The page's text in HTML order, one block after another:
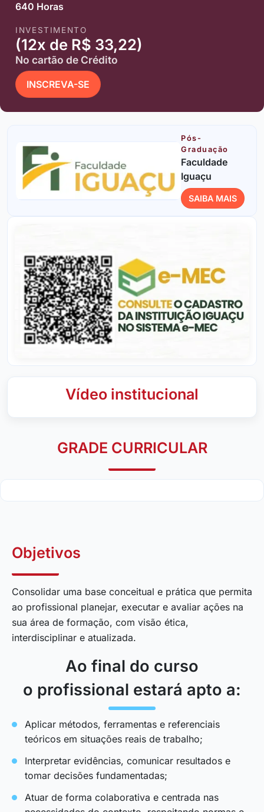
640 Horas
INVESTIMENTO
(12x de R$ 33,22)
No cartão de Crédito
INSCREVA-SE
Pós-
Graduação
Faculdade
Iguaçu
SAIBA MAIS
Vídeo institucional
GRADE CURRICULAR
Objetivos
Consolidar uma base conceitual e prática que permita
ao profissional planejar, executar e avaliar ações na
sua área de formação, com visão ética,
interdisciplinar e atualizada.
Ao final do curso
o profissional estará apto a:
Aplicar métodos, ferramentas e referenciais
teóricos em situações reais de trabalho;
Interpretar evidências, comunicar resultados e
tomar decisões fundamentadas;
Atuar de forma colaborativa e centrada nas